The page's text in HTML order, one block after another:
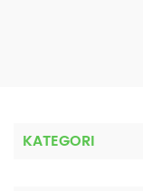
KATEGORI